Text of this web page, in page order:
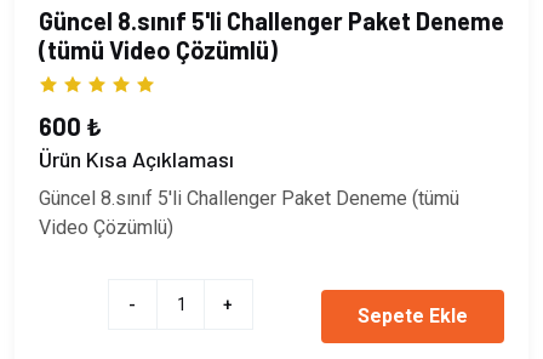
Güncel 8.sınıf 5'li Challenger Paket Deneme
(tümü Video Çözümlü)
600 ₺
Ürün Kısa Açıklaması
Güncel 8.sınıf 5'li Challenger Paket Deneme (tümü
Video Çözümlü)
- + Sepete Ekle